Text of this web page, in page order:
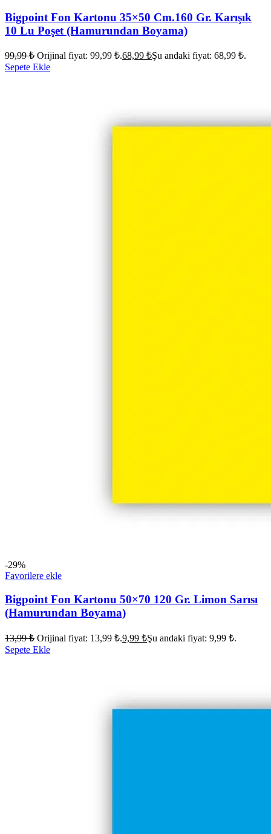
Bigpoint Fon Kartonu 35×50 Cm.160 Gr. Karışık
10 Lu Poşet (Hamurundan Boyama)
99,99₺ Orijinal fiyat: 99,99 ₺.68,99 ₺Şu andaki fiyat: 68,99 ₺.
Sepete Ekle
-29%
Favorilere ekle
Bigpoint Fon Kartonu 50×70 120 Gr. Limon Sarısı
(Hamurundan Boyama)
13,99₺ Orijinal fiyat: 13,99 ₺.9,99 ₺Şu andaki fiyat: 9,99 ₺.
Sepete Ekle